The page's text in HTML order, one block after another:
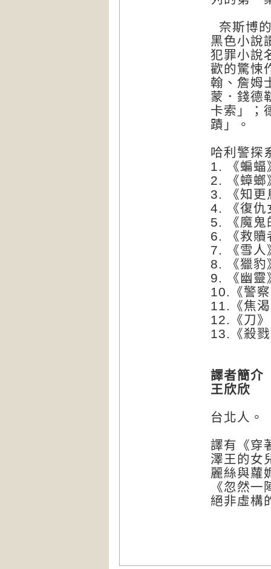
奈斯博
黑色小說
犯罪小說
歡的驚悚
翰、詹姆
蒙．錢德
卡索」；
蹟」。
哈利警
1. 《蝙蝠
2. 《蟑螂
3. 《知更
4. 《復仇
5. 《魔鬼
6. 《救贖
7. 《雪人
8. 《獵豹
9. 《幽靈
10.《警
11.《焦
12.《刀》
13.《殺
譯者簡介
王欣欣
台北人。
譯有《穿
澤王的女
麗絲與蘿
《忽然
絕非虛構